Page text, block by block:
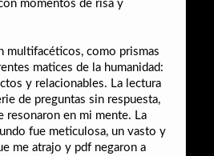
momentos de risa y
multifacéticos, como prismas
matices de la humanidad:
y relacionables. La lectura
de preguntas sin respuesta,
resonaron en mi mente. La
fue meticulosa, un vasto y
me atrajo y pdf negaron a